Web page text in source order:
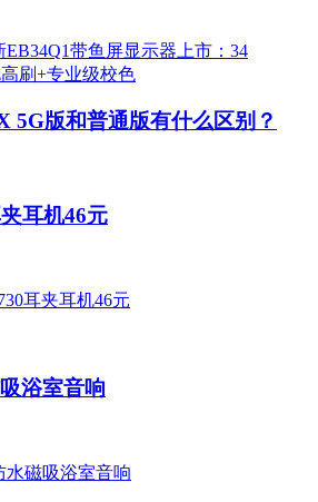
5G版和普通版有什么区别？
耳机46元
浴室音响